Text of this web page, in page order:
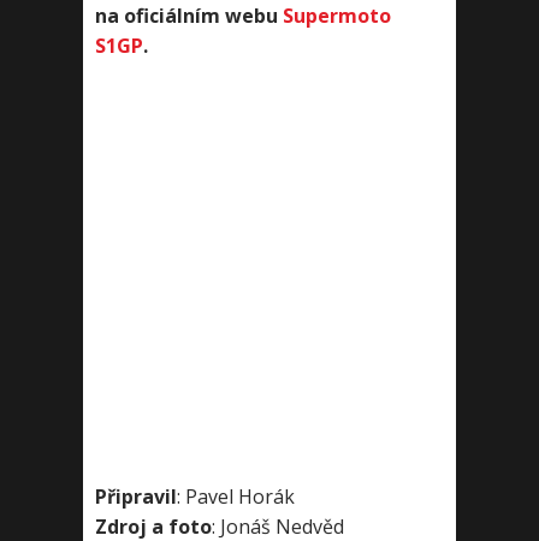
na oficiálním webu Supermoto
S1GP.
Připravil: Pavel Horák
Zdroj a foto: Jonáš Nedvěd